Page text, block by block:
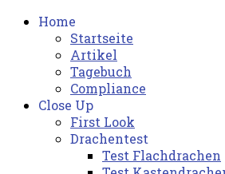
Home
Startseite
Artikel
Tagebuch
Compliance
Close Up
First Look
Drachentest
Test Flachdrachen